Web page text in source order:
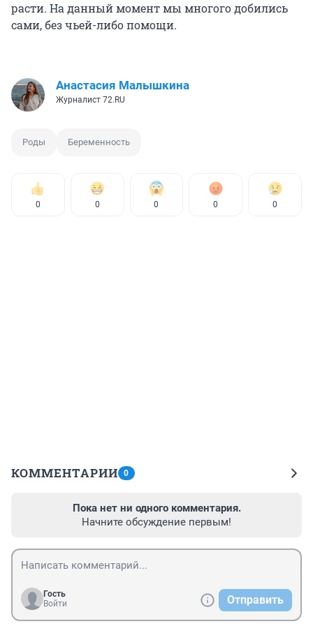
расти. На данный момент мы многого добились
сами, без чьей-либо помощи.
Анастасия Малышкина
Журналист 72.RU
Роды Беременность
0 0 0 0 0
КОММЕНТАРИИ 0
Пока нет ни одного комментария.
Начните обсуждение первым!
Гость
Войти
Отправить